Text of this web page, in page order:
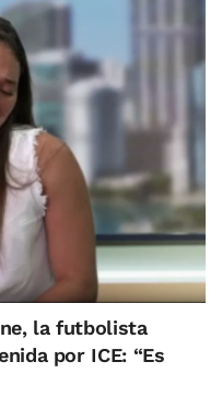
la futbolista
por ICE: “Es